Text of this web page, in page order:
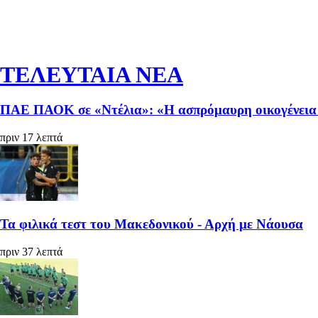
ΤΕΛΕΥΤΑΙΑ ΝΕΑ
ΠΑΕ ΠΑΟΚ σε «Ντέλια»: «Η ασπρόμαυρη οικογένεια
πριν 17 λεπτά
Τα φιλικά τεστ του Μακεδονικού - Αρχή με Νάουσα
πριν 37 λεπτά